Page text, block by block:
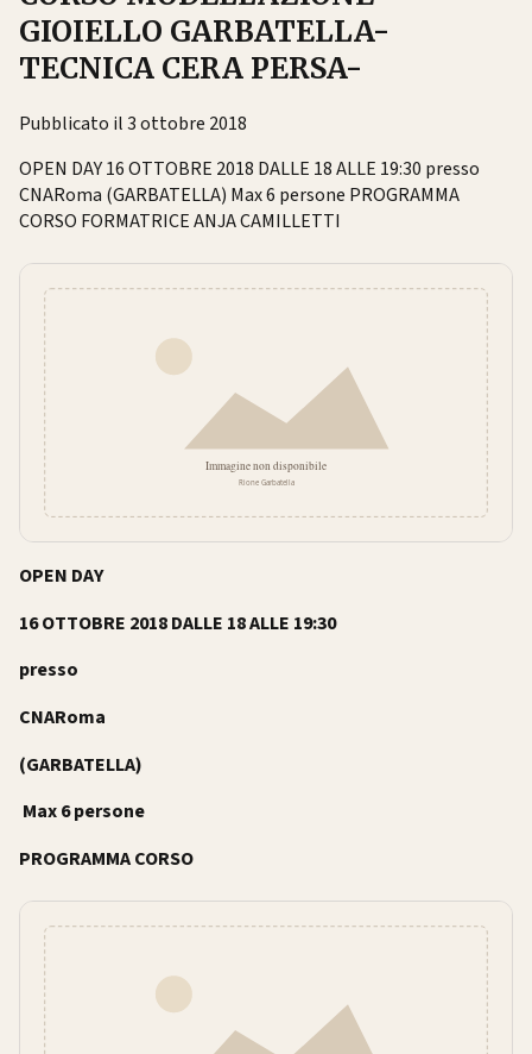
GIOIELLO GARBATELLA-
TECNICA CERA PERSA-
Pubblicato il 3 ottobre 2018
OPEN DAY 16 OTTOBRE 2018 DALLE 18 ALLE 19:30 presso
CNARoma (GARBATELLA) Max 6 persone PROGRAMMA
CORSO FORMATRICE ANJA CAMILLETTI
OPEN DAY
16 OTTOBRE 2018 DALLE 18 ALLE 19:30
presso
CNARoma
(GARBATELLA)
Max 6 persone
PROGRAMMA CORSO